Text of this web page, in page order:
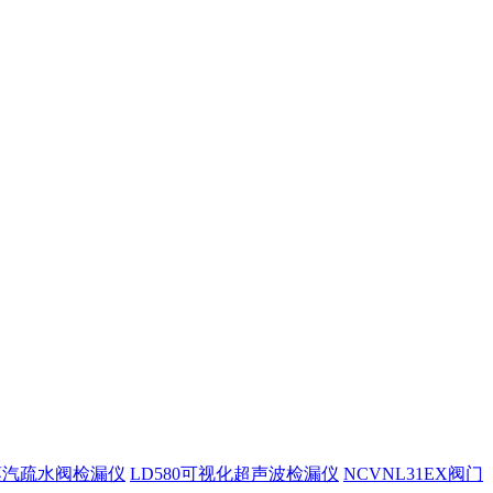
疏水阀检漏仪 LD580可视化超声波检漏仪 NCVNL31EX阀门